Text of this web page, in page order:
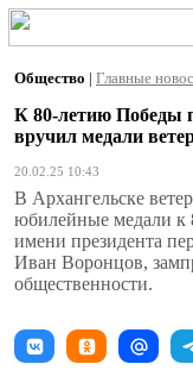
Общество | Главные
К 80-летию Победы
вручил медали
20.02.25 10:43
В Архангельске
юбилейные медали
имени президента
Иван Воронцов,
общественности.